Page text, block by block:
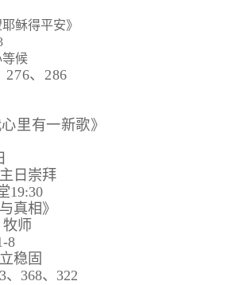
稣得平安》
等候
276、 286
里有一新歌》
日崇拜
19:30
真相》
师
8
稳固
、368、322